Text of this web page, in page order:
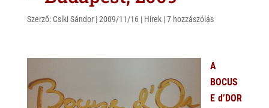
Szerző: Csíki Sándor|2009/11/16| Hírek|7 hozzászólás
A
BOCUS
E d’DOR